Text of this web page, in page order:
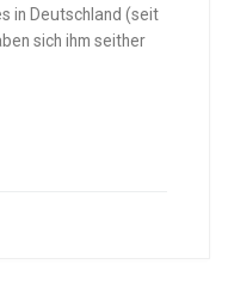
in Deutschland (seit
sich ihm seither